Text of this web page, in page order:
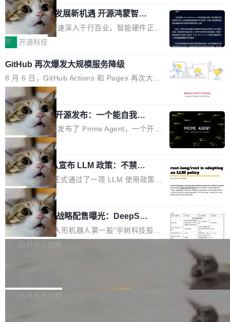
高了。全域营销服务商的竞争正在从规模转向深
度,案例厚度、全域覆盖、多线协同...
或造假。问题是，作为读者，如果你筛选出那些
看起来最令人兴奋的论文，那它们大部分都是过
度宣传的。」 这才是真正的痛点。不是所有论文
都有问题，是最吸引眼球的那批论文最有问题。
他引用的帖子来自 Mathew Shen，一位 ICLR 2
026 的读者：「看了篇 ...
Pham 的一条推文。Hieu Pham 是谁？他是 xAI
的早期工程师之一，在 Grok 训练基础设施团队
工作过。近日他在 X 上发了一条帖子，列出了他
认为现代 AI 领域最重要的三个开源项目。 第一
个名字毫无悬念：Flash Attention 2。 Hieu 的
理由很具体。FA 系列不需要解释，但 FA2 是他
认为最重要的一个——复杂度恰到好处，刚好能
驱动你去学 CuTe，但还没被那些"邪恶的" Hopp
er++ 优化所淹没，足够容易修改和适配。 更关
键的是 FA2 的持久性...
共商智能硬件发展新机遇 开源鸿蒙智能
硬件开发者日杭州站即将举行
随着万物智联加速深入千行百业，智能硬件正从
单点设备迈向智能化、网联化、协同化发展。作
鸿蒙通过统一技术底座和分布式能力，为不同类
型智能设备的开发、连接与互联提供关键支撑，
也为产业链企业探索产品创新与商业增长打开新
的空间。 8月14日，开源鸿蒙智能硬件开发者日
（OHDD：OpenHarmony Hardware Develope
r Day）将在杭州启航。活动面向智能硬件产业
链企业和开发者，邀请行业专家与资深技术顾
问，围绕开源鸿蒙技术能力、设备适配、芯片适
配、功耗与稳定性调优、兼容性测评及统一互联
等内容展开系统讲解和实战交流，帮助企业进一
步了解开源鸿蒙在智能...
开 开源科技
GitHub 再次爆发大规模服务降级
8 月 6 日，GitHub Actions 和 Pages 再次大规
模服务降级，Actions 完全不可用超过 5 小时，
webhook 停发，连自托管 runner 也因调度层故
障无法工作。Pages、Copilot code review、C
opilot coding agent 全部受影响。从检测到完全
恢复，大约 12 小时。 这是 2026 年 8 月的第六
起事故，其中四起与 AI/Copilot 服务相关。 Git
Hub 员工 kdaigle 在 HN 讨论中贴出了一组数
据：2025 年全年 10 亿次 commit。现在，每周
2.75 亿次，全年预计 140 亿次。GitHub...
局
Prime Agent 开源发布：一个能自我改
进的编程 Agent，ARC-AGI 3 超越人类
专家基线
Prime Intellect 发布了 Prime Agent，一个开源
的编程 Agent Harness，核心设计围绕两个抽
象：Recursive Language Model（RLM）和 C
ontinual Harness。在 ARC-AGI 3 基准测试
上，Prime Agent + Opus 5 的组合达到了 95.
5% RHAE Best@1，超过了 ARC 报告的人类专
家基线 95.4%。 不是又一个 coding agent 包装
器 Prime Agent 的架构和市面上大多数 coding
agent 有本质区别。大多数 agent harness 的设
计是基于早期模型的能力—...
局
Rust 项目团队宣布 LLM 政策：不禁
止，但你要承认哪些代码不是你写的
Rust 语言项目正式通过了一项 LLM 使用政策，
覆盖 rust-lang/rust 单一仓库的代码贡献。这不
是项目级别的官方立场，目前由五个团队采纳，
但它可能是主流开源项目中关于 AI 辅助贡献最
细致的一份规则。 政策的核心只有一句话：LLM
可以用来分析、提炼、审阅、建议，但不能用来
不得生成涉及安全性的关键变更，除非作者本身
局
宇树科技 IPO 战略配售曝光：DeepSe
ek 获配 93.3 万股，锁定 36 个月
8月6日晚间，“人形机器人第一股”宇树科技股份
有限公司披露IPO发行价格及战略配售结果，杭
36个月。 公告显示，本次宇树科技战略配售对
白开水不加糖
Bug fixes and enhancements 修复多次传递同
白开水不加糖